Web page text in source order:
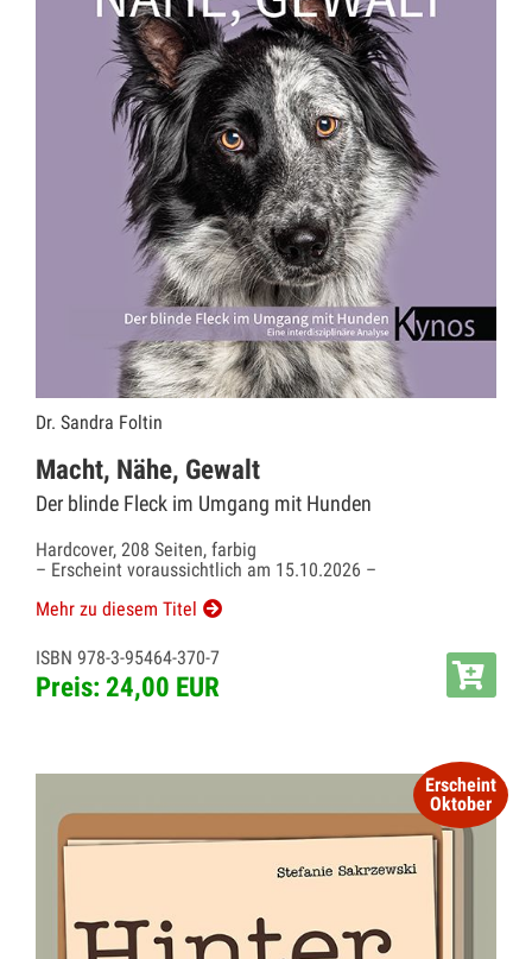
Dr. Sandra Foltin
Macht, Nähe, Gewalt
Der blinde Fleck im Umgang mit Hunden
Hardcover, 208 Seiten, farbig
– Erscheint voraussichtlich am 15.10.2026 –
Mehr zu diesem Titel
ISBN 978-3-95464-370-7
Preis: 24,00 EUR
Erscheint
Oktober